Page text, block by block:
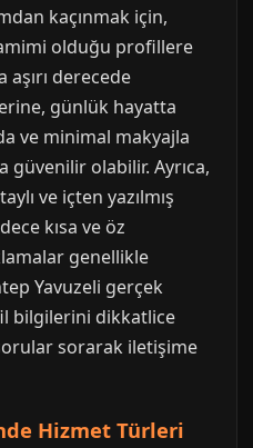
kaçınmak için,
olduğu profillere
aşırı derecede
günlük hayatta
ve minimal makyajla
olabilir. Ayrıca,
ve içten yazılmış
kısa ve öz
genellikle
Yavuzeli gerçek
bilgilerini dikkatlice
sorarak iletişime
Hizmet Türleri